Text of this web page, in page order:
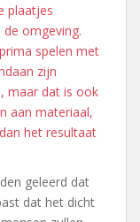
plaatjes
omgeving.
spelen met
zijn
maar dat is ook
aan materiaal,
het resultaat
geleerd dat
dat het dicht